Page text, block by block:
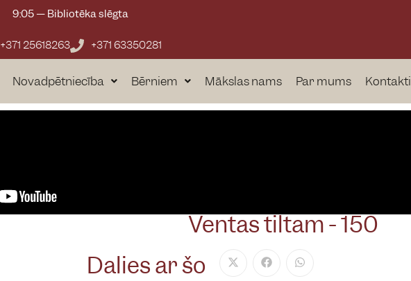
9:05— Bibliotēka slēgta
+371 25618263 +371 63350281
Novadpētniecība Bērniem Mākslas nams Par mums Kontakti
Ventas tiltam - 150
Dalies ar šo